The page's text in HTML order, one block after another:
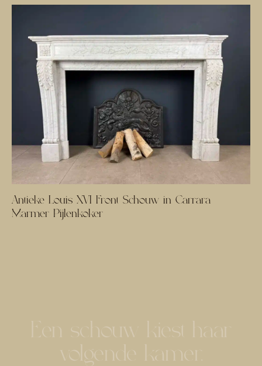
Antieke Louis XVI Front Schouw in Carrara
Marmer Pijlenkoker
Een schouw kiest haar
volgende kamer.